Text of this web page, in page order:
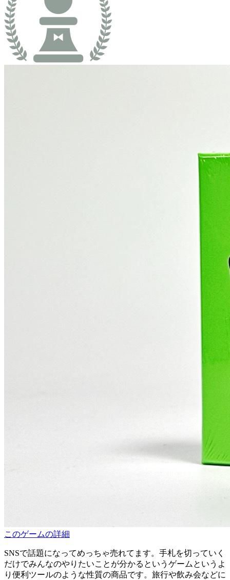
このゲームの詳細
SNSで話題になってめっちゃ売れてます。手札を切っていく
だけでみんなのやりたいことが分かるというゲームというよ
り便利ツールのような性質の商品です。旅行や飲み会などに